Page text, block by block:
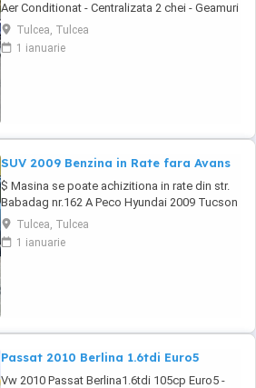
Aer Conditionat - Centralizata 2 chei - Geamuri
electrice - Oglinzile electrice - Computer de
bord - Jante din aliaj usor - Folii omologate
RAR - Proiectoare de ceata - RCD original +
Tulcea, Tulcea
1 ianuarie
SUV 2009 Benzina in Rate fara Avans
$ Masina se poate achizitiona in rate din str.
Babadag nr.162 A Peco Hyundai 2009 Tucson
2.0benz 140cp SUV - Aer Conditionat
Functional - Full Privacy Glass - Alarma Profi
Viper - Centralizata 2 chei - Geamuri electrice -
Tulcea, Tulcea
1 ianuarie
Passat 2010 Berlina 1.6tdi Euro5
Vw 2010 Passat Berlina1.6tdi 105cp Euro5 -